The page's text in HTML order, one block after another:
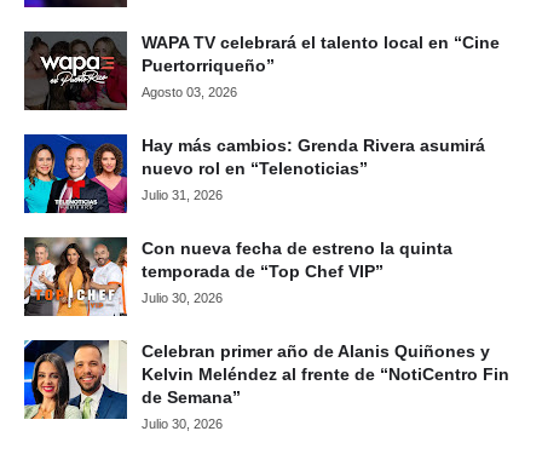
WAPA TV celebrará el talento local en “Cine
Puertorriqueño”
Agosto 03, 2026
Hay más cambios: Grenda Rivera asumirá
nuevo rol en “Telenoticias”
Julio 31, 2026
Con nueva fecha de estreno la quinta
temporada de “Top Chef VIP”
Julio 30, 2026
Celebran primer año de Alanis Quiñones y
Kelvin Meléndez al frente de “NotiCentro Fin
de Semana”
Julio 30, 2026